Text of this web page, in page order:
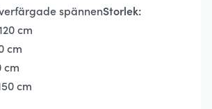
spännenStorlek:
cm
cm
cm
cm